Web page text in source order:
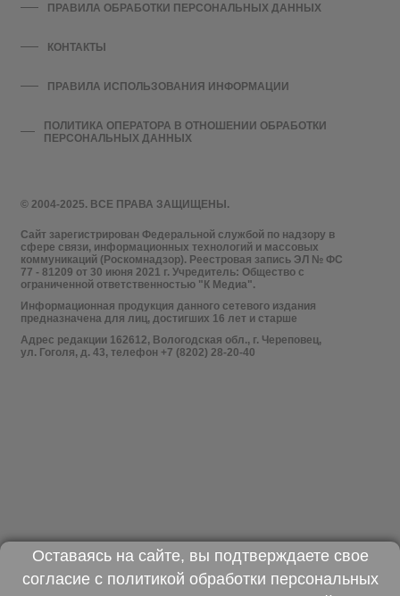
© 2004-2025. ВСЕ ПРАВА ЗАЩИЩЕНЫ.
Сайт зарегистрирован Федеральной службой по надзору в
сфере связи, информационных технологий и массовых
коммуникаций (Роскомнадзор). Реестровая запись ЭЛ № ФС
77 - 81209 от 30 июня 2021 г. Учредитель: Общество с
ограниченной ответственностью "К Медиа".
Информационная продукция данного сетевого издания
предназначена для лиц, достигших 16 лет и старше
Адрес редакции 162612, Вологодская обл., г. Череповец,
ул. Гоголя, д. 43, телефон +7 (8202) 28-20-40
ПРАВИЛА ОБРАБОТКИ ПЕРСОНАЛЬНЫХ ДАННЫХ
КОНТАКТЫ
ПРАВИЛА ИСПОЛЬЗОВАНИЯ ИНФОРМАЦИИ
ПОЛИТИКА ОПЕРАТОРА В ОТНОШЕНИИ ОБРАБОТКИ
ПЕРСОНАЛЬНЫХ ДАННЫХ
Оставаясь на сайте, вы подтверждаете свое
согласие с политикой обработки персональных